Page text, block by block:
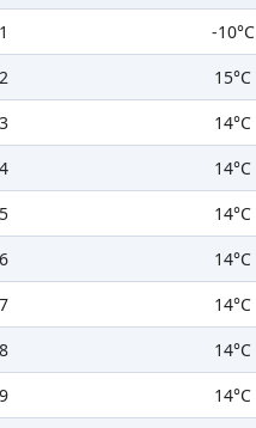
-10°C
15°C
14°C
14°C
14°C
14°C
14°C
14°C
14°C